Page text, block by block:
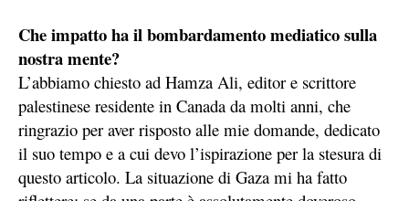
Che impatto ha il bombardamento mediatico sulla
nostra mente?
L’abbiamo chiesto ad Hamza Ali, editor e scrittore
palestinese residente in Canada da molti anni, che
ringrazio per aver risposto alle mie domande, dedicato
il suo tempo e a cui devo l’ispirazione per la stesura di
questo articolo. La situazione di Gaza mi ha fatto